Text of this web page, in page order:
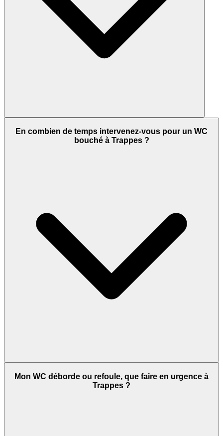
En combien de temps intervenez-vous pour un WC
bouché à Trappes ?
Mon WC déborde ou refoule, que faire en urgence à
Trappes ?